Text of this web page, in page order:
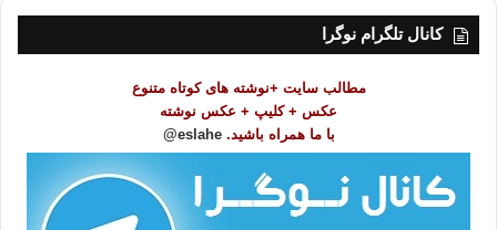
کانال تلگرام نوگرا
مطالب سایت +نوشته های کوتاه متنوع
عکس + کلیپ + عکس نوشته
با ما همراه باشید. eslahe@